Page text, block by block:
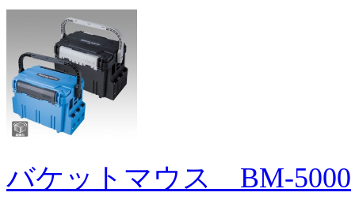
バケットマウス BM-5000